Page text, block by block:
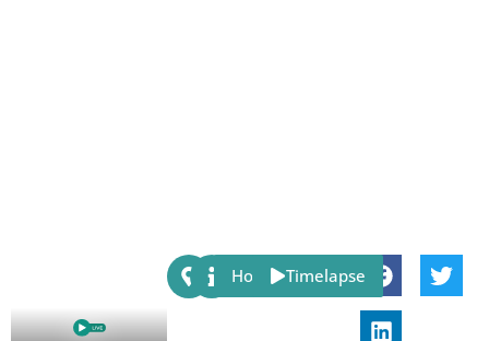
Share:
Host Timelapse